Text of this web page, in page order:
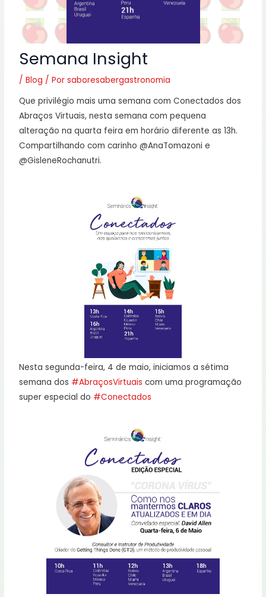
Semana Insight
/Blog / Porsaboresabergastronomia
Que privilégio mais uma semana com Conectados dos
Abraços Virtuais, nesta semana com pequena
alteração na quarta feira em horário diferente as 13h.
Compartilhando com carinho @AnaTomazoni e
@GisleneRochanutri.
Nesta segunda-feira, 4 de maio, iniciamos a sétima
semana dos #AbraçosVirtuais com uma programação
super especial do #Conectados